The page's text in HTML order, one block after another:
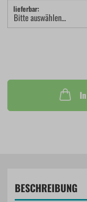
lieferbar:
BESCHREIBUNG